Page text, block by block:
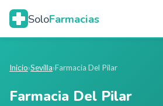
SoloFarmacias
Inicio›Sevilla›Farmacia Del Pilar
Farmacia Del Pilar